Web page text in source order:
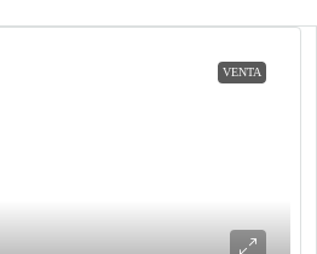
VENTA